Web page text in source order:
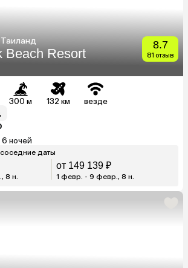
Beach Resort
8.7
81 отзыв
300 м 132 км везде
6 ночей
даты
8 н.
от 149 139 ₽
1 февр. - 9 февр., 8 н.